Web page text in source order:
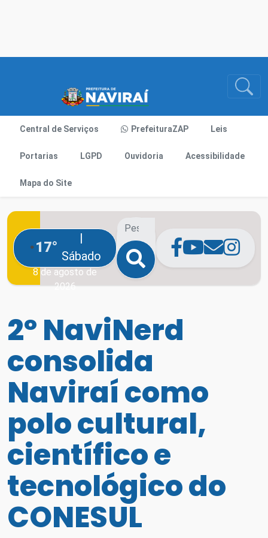
Central de Serviços PrefeituraZAP Leis
Portarias LGPD Ouvidoria Acessibilidade
Mapa do Site
17°
|
Sábado
8 de agosto de
2026
2º NaviNerd
consolida
Naviraí como
polo cultural,
científico e
tecnológico do
CONESUL